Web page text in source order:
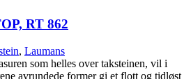
RT 862
, Laumans
som helles over taksteinen, vil i
avrundede former gi et flott og tidløst